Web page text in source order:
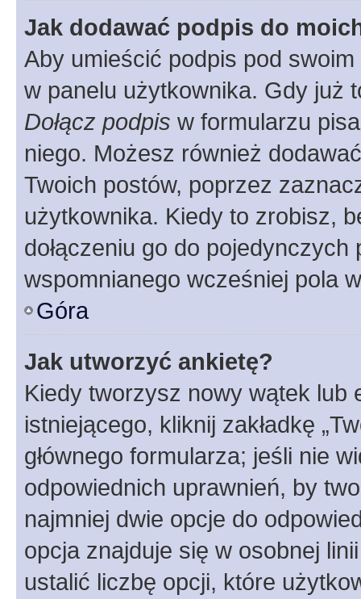
Jak dodawać podpis do
Aby umieścić podpis pod
w panelu użytkownika. Gdy już
Dołącz podpis w formularzu
niego. Możesz również
Twoich postów, poprzez
użytkownika. Kiedy to zrobisz,
dołączeniu go do
wspomnianego wcześniej pola
Góra
Jak utworzyć ankietę?
Kiedy tworzysz nowy wątek lub
istniejącego, kliknij zakładkę
głównego formularza; jeśli nie
odpowiednich uprawnień, by
najmniej dwie opcje do
opcja znajduje się w osobnej
ustalić liczbę opcji, które